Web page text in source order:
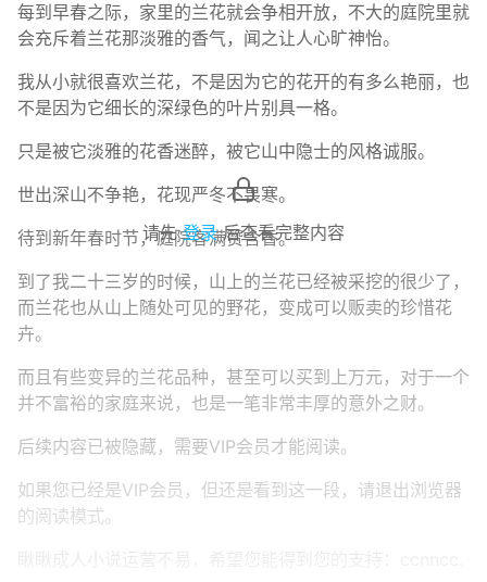
每到早春之际，家里的兰花就会争相开放，不大的庭院里就
会充斥着兰花那淡雅的香气，闻之让人心旷神怡。
我从小就很喜欢兰花，不是因为它的花开的有多么艳丽，也
不是因为它细长的深绿色的叶片别具一格。
只是被它淡雅的花香迷醉，被它山中隐士的风格诚服。
世出深山不争艳，花现严冬不畏寒。
待到新年春时节，庭院客满赞含香。
到了我二十三岁的时候，山上的兰花已经被采挖的很少了，
而兰花也从山上随处可见的野花，变成可以贩卖的珍惜花
卉。
而且有些变异的兰花品种，甚至可以买到上万元，对于一个
并不富裕的家庭来说，也是一笔非常丰厚的意外之财。
后续内容已被隐藏，需要VIP会员才能阅读。
如果您已经是VIP会员，但还是看到这一段，请退出浏览器
的阅读模式。
请先登录后查看完整内容